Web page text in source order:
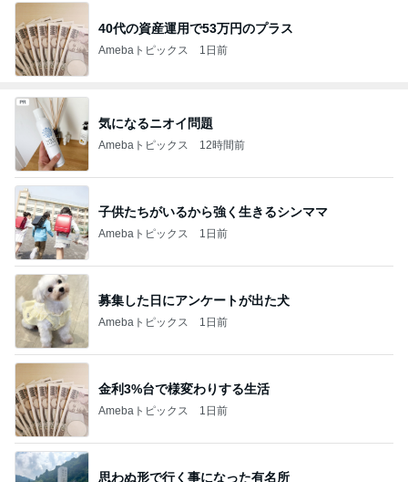
40代の資産運用で53万円のプラス
Amebaトピックス 1日前
気になるニオイ問題
Amebaトピックス 12時間前
子供たちがいるから強く生きるシンママ
Amebaトピックス 1日前
募集した日にアンケートが出た犬
Amebaトピックス 1日前
金利3%台で様変わりする生活
Amebaトピックス 1日前
思わぬ形で行く事になった有名所